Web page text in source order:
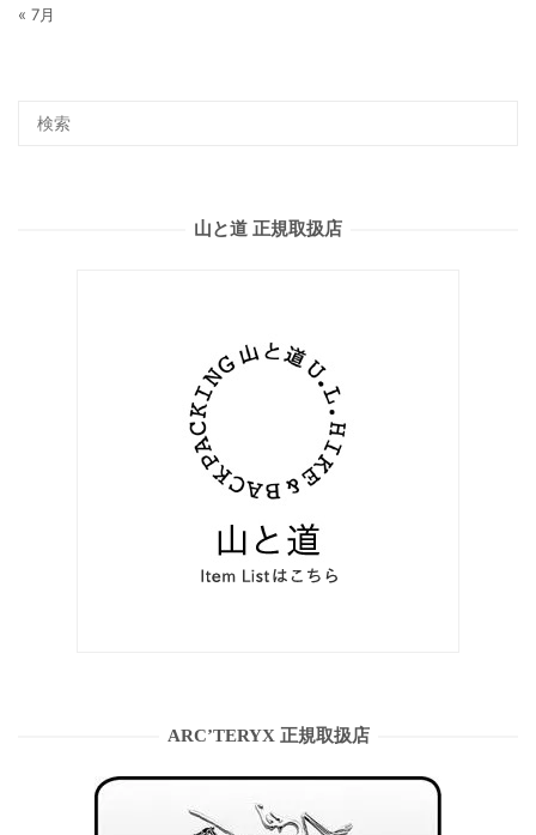
« 7月
山と道 正規取扱店
ARC’TERYX 正規取扱店